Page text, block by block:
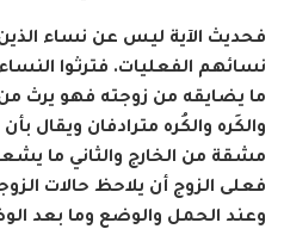
فحديث الآية ليس عن نساء
نسائهم الفعليات. فترثوا
ما يضايقه من زوجته فهو يرث
والكَره والكُره مترادفان ويقال
مشقة من الخارج والثاني ما
فعلى الزوج أن يلاحظ حالات
وعند الحمل والوضع وما بعد